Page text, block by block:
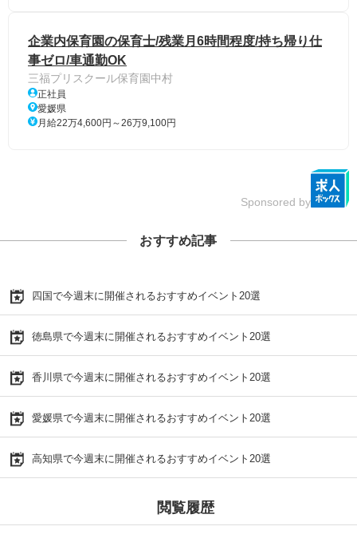
企業内保育園の保育士/残業月6時間程度/持ち帰り仕
事ゼロ/車通勤OK
三福プリスクール保育園中村
正社員
愛媛県
月給22万4,600円～26万9,100円
Sponsored by
おすすめ記事
四国で今週末に開催されるおすすめイベント20選
徳島県で今週末に開催されるおすすめイベント20選
香川県で今週末に開催されるおすすめイベント20選
愛媛県で今週末に開催されるおすすめイベント20選
高知県で今週末に開催されるおすすめイベント20選
閲覧履歴